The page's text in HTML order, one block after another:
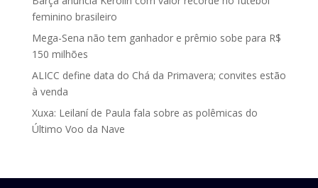
feminino brasileiro
Mega-Sena não tem ganhador e prêmio sobe para R$
150 milhões
ALICC define data do Chá da Primavera; convites estão
à venda
Xuxa: Leilaní de Paula fala sobre as polêmicas do
Último Voo da Nave